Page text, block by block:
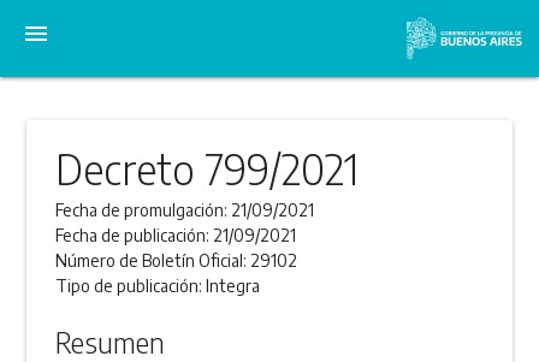
menu
Decreto 799/2021
Fecha de promulgación: 21/09/2021
Fecha de publicación: 21/09/2021
Número de Boletín Oficial: 29102
Tipo de publicación:Integra
Resumen